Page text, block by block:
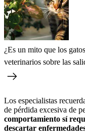
¿Es un mito que los
veterinarios sobre las
Los especialistas
de pérdida excesiva de
comportamiento sí
descartar